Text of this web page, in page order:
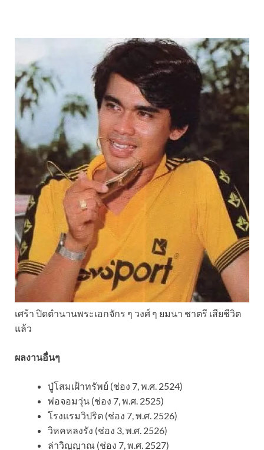
เศร้า ปิดตำนานพระเอกจักร ๆ วงศ์ ๆ ยมนา ชาตรี เสียชีวิต
แล้ว
ผลงานอื่นๆ
ปู่โสมเฝ้าทรัพย์ (ช่อง 7, พ.ศ. 2524)
พ่อจอมวุ่น (ช่อง 7, พ.ศ. 2525)
โรงแรมวิปริต (ช่อง 7, พ.ศ. 2526)
วิหคหลงรัง (ช่อง 3, พ.ศ. 2526)
ล่าวิญญาณ (ช่อง 7, พ.ศ. 2527)